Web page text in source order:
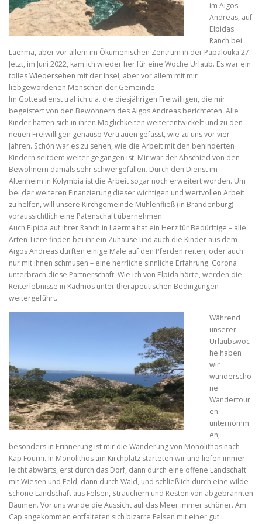
im Aigos
Andreas, auf
Elpidas
Ranch bei
Laerma, aber vor allem im Ökumenischen Zentrum in der Papalouka 27.
Jetzt, im Juni 2022, kam ich wieder her für eine Woche Urlaub. Es war ein
tolles Wiedersehen mit der Insel, aber vor allem mit mir
liebgewordenen Menschen der Gemeinde.
Im Gottesdienst traf ich u.a. die diesjährigen Freiwilligen, die mir
begeistert von den Bewohnern des Aigos Andreas berichteten. Alle
Kinder hatten sich in ihren Möglichkeiten weiterentwickelt und zu den
neuen Freiwilligen genauso Vertrauen gefasst, wie zu uns vor vier
Jahren. Schön war es zu sehen, wie die Arbeit mit den behinderten
Kindern seitdem weiter gegangen ist. Mir war der Abschied von den
Bewohnern damals sehr schwergefallen. Durch den Dienst im
Altenheim in Kolymbia ist die Arbeit sogar noch erweitert worden. Um
bei der weiteren Finanzierung dieser wichtigen und wertvollen Arbeit
zu helfen, will unsere Kirchgemeinde Mühlenfließ (in Brandenburg)
voraussichtlich eine Patenschaft übernehmen.
Auch Elpida auf ihrer Ranch in Laerma hat ein Herz für Bedürftige – alle
Arten Tiere finden bei ihr ein Zuhause und auch die Kinder aus dem
Aigos Andreas durften einige Male auf den Pferden reiten, oder auch
nur mit ihnen schmusen – eine herrliche sinnliche Erfahrung. Corona
unterbrach diese Partnerschaft. Wie ich von Elpida hörte, werden die
Reiterlebnisse in Kadmos unter therapeutischen Bedingungen
weitergeführt.
Während
unserer
Urlaubswoc
he haben
wir
wunderschö
ne
Wandertour
en
unternomm
en,
besonders in Erinnerung ist mir die Wanderung von Monolithos nach
Kap Fourni. In Monolithos am Kirchplatz starteten wir und liefen immer
leicht abwärts, erst durch das Dorf, dann durch eine offene Landschaft
mit Wiesen und Feld, dann durch Wald, und schließlich durch eine wilde
schöne Landschaft aus Felsen, Sträuchern und Resten von abgebrannten
Bäumen. Vor uns wurde die Aussicht auf das Meer immer schöner. Am
Cap angekommen entfalteten sich bizarre Felsen mit einer gut